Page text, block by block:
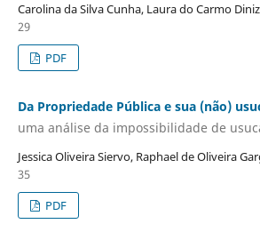
Carolina da Silva Cunha, Laura do Carmo Diniz
29
PDF
Da Propriedade Pública e sua (não)
uma análise da impossibilidade de
Jessica Oliveira Siervo, Raphael de Oliveira
35
PDF